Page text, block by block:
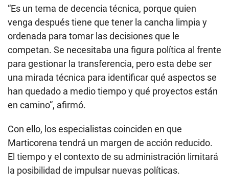
“Es un tema de decencia técnica, porque quien
venga después tiene que tener la cancha limpia y
ordenada para tomar las decisiones que le
competan. Se necesitaba una figura política al frente
para gestionar la transferencia, pero esta debe ser
una mirada técnica para identificar qué aspectos se
han quedado a medio tiempo y qué proyectos están
en camino”, afirmó.
Con ello, los especialistas coinciden en que
Marticorena tendrá un margen de acción reducido.
El tiempo y el contexto de su administración limitará
la posibilidad de impulsar nuevas políticas.